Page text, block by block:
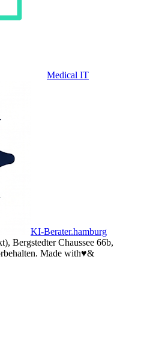
Medical IT
KI-Berater.hamburg
Bergstedter Chaussee 66b,
Made with♥&